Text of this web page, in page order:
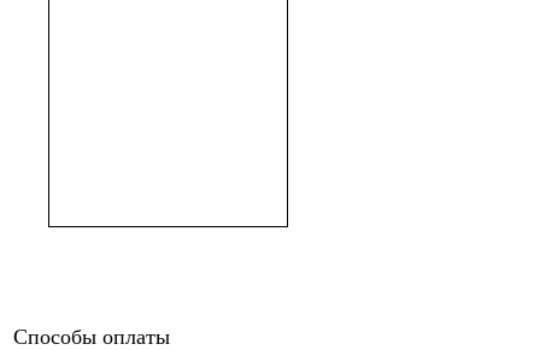
Способы оплаты